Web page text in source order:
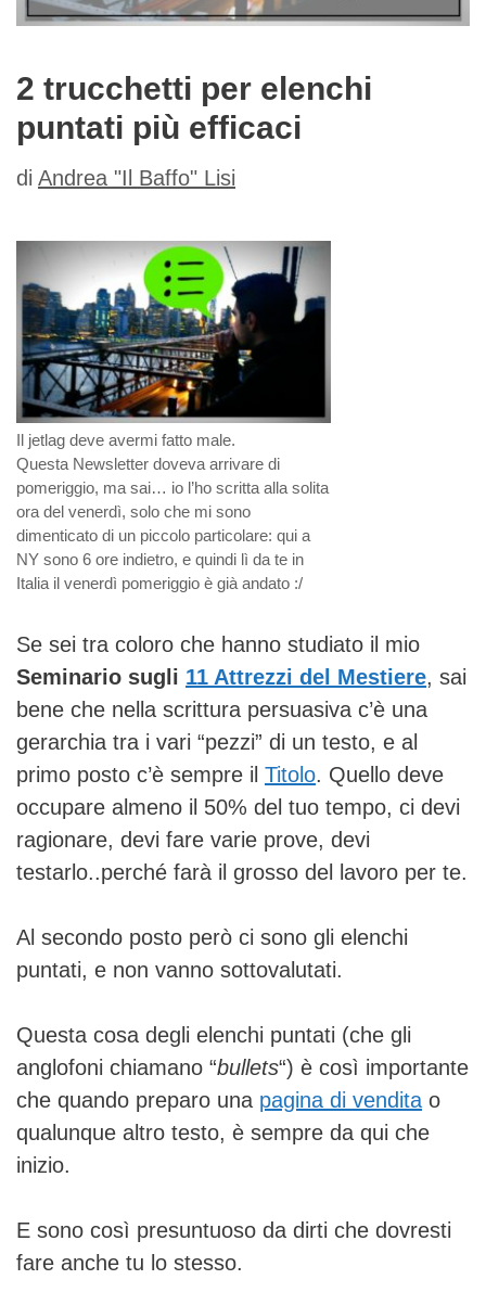
2 trucchetti per elenchi
puntati più efficaci
di Andrea "Il Baffo" Lisi
Il jetlag deve avermi fatto male.
Questa Newsletter doveva arrivare di
pomeriggio, ma sai… io l’ho scritta alla solita
ora del venerdì, solo che mi sono
dimenticato di un piccolo particolare: qui a
NY sono 6 ore indietro, e quindi lì da te in
Italia il venerdì pomeriggio è già andato :/
Se sei tra coloro che hanno studiato il mio
Seminario sugli 11 Attrezzi del Mestiere, sai
bene che nella scrittura persuasiva c’è una
gerarchia tra i vari “pezzi” di un testo, e al
primo posto c’è sempre il Titolo. Quello deve
occupare almeno il 50% del tuo tempo, ci devi
ragionare, devi fare varie prove, devi
testarlo..perché farà il grosso del lavoro per te.
Al secondo posto però ci sono gli elenchi
puntati, e non vanno sottovalutati.
Questa cosa degli elenchi puntati (che gli
anglofoni chiamano “bullets“) è così importante
che quando preparo una pagina di vendita o
qualunque altro testo, è sempre da qui che
inizio.
E sono così presuntuoso da dirti che dovresti
fare anche tu lo stesso.